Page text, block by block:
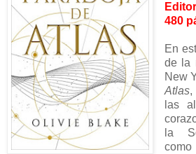
480
En
de la
New
Atlas,
las
la